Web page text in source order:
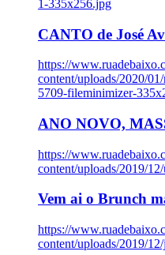
1-335x256.jpg
CANTO de José
https://
content/uploads/2020/
5709-fileminimizer-
ANO NOVO,
https://
content/uploads/2019/
Vem ai o Brunch
https://
content/uploads/2019/